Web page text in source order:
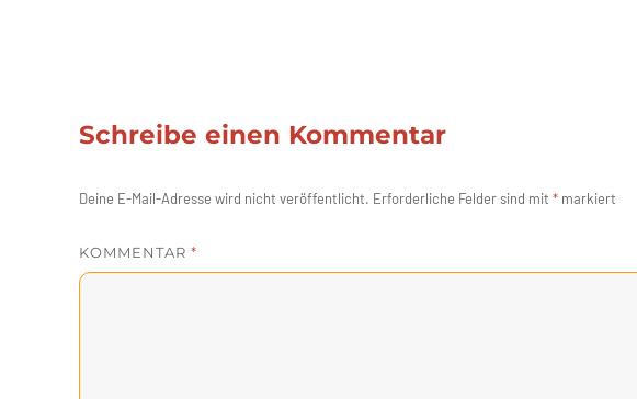
Schreibe einen Kommentar
Deine E-Mail-Adresse wird nicht veröffentlicht. Erforderliche Felder sind mit * markiert
KOMMENTAR *